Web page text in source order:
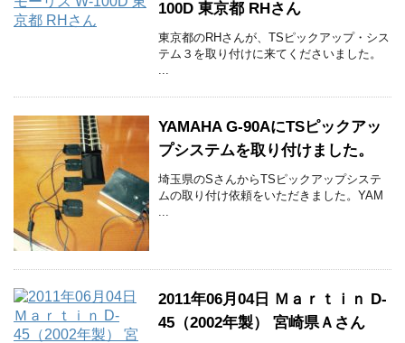
100D 東京都 RHさん
東京都のRHさんが、TSピックアップ・シス
テム３を取り付けに来てくださいました。
YAMAHA G-90AにTSピックアッ
プシステムを取り付けました。
埼玉県のSさんからTSピックアップシステ
ムの取り付け依頼をいただきました。YAM
2011年06月04日 Ｍａｒｔｉｎ D-
45（2002年製） 宮崎県Ａさん